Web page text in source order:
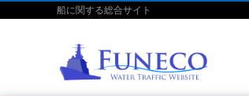
船に関する総合サイト